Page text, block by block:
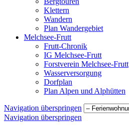
Klettern
Wandern
Plan Wandergebiet
Melchsee-Frutt
Frutt-Chronik
IG Melchsee-Frutt
Forstverein Melchsee-Frutt
Wasserversorgung
Dorfplan
Plan Alpen und Alphütten
Navigation überspringen
Navigation überspringen